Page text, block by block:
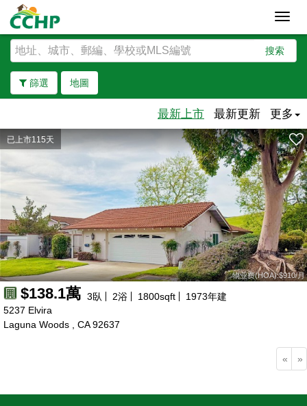
搜索
篩選 地圖
去除邊界
最新上市 最新更新 更多
已上市115天
物业费(HOA):$910/月
$138.1萬 3臥 2浴 1800sqft 1973年建
5237 Elvira
Laguna Woods , CA 92637
« »